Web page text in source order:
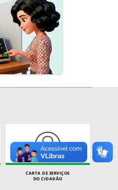
CARTA DE SERVIÇOS
DO CIDADÃO